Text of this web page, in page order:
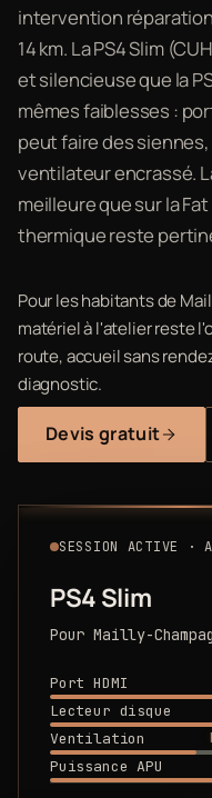
intervention
14 km. La PS4 Slim
et silencieuse que la
mêmes faiblesses :
peut faire des
ventilateur encrassé.
meilleure que sur la
thermique reste
Pour les habitants de
matériel à l'atelier reste
route, accueil sans
diagnostic.
Devis gratuit
SESSION ACTIVE ·
PS4 Slim
Pour Mailly-
Port HDMI
Lecteur disque
Ventilation
Puissance APU